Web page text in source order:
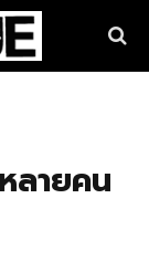
ลายคน